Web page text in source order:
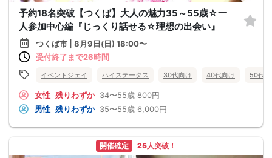
予約18名突破【つくば】大人の魅力35～55歳☆一
人参加中心編『じっくり話せる☆理想の出会い』
つくば市 | 8月9日(日) 18:00〜
受付終了まで26時間
イベントジェイ ハイステータス 30代向け 40代向け 50代
女性 残りわずか 34〜55歳 800円
男性 残りわずか 35〜55歳 6,000円
開催確定 25人突破！